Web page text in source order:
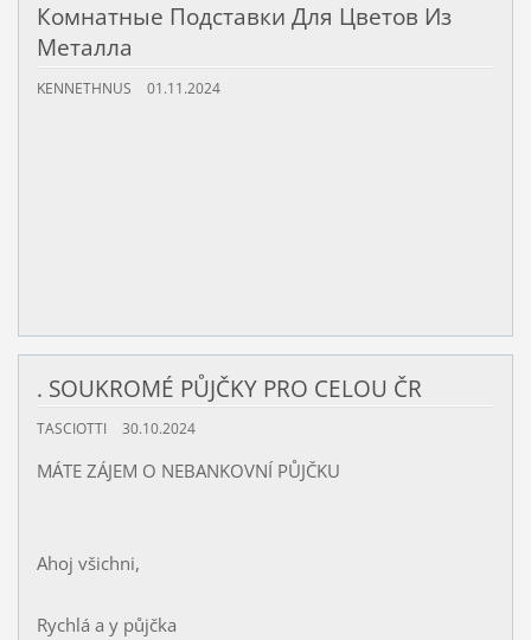
Комнатные Подставки Для Цветов Из
Металла
KENNETHNUS 01.11.2024
. SOUKROMÉ PŮJČKY PRO CELOU ČR
TASCIOTTI 30.10.2024
MÁTE ZÁJEM O NEBANKOVNÍ PŮJČKU
Ahoj všichni,
Rychlá a y půjčka